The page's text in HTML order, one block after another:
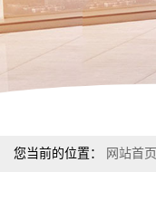
您当前的位置： 网站首页